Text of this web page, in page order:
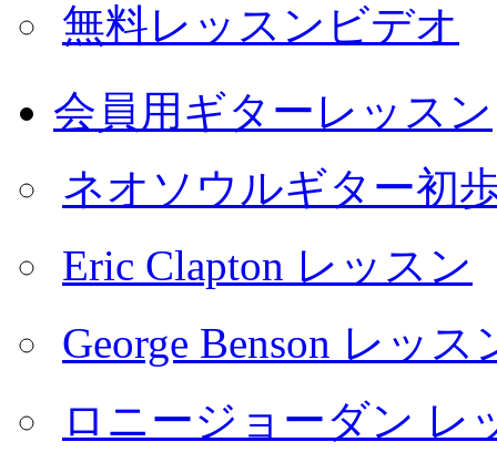
無料レッスンビデオ
会員用ギターレッスン
ネオソウルギター初
Eric Clapton レッスン
George Benson レッス
ロニージョーダン レ